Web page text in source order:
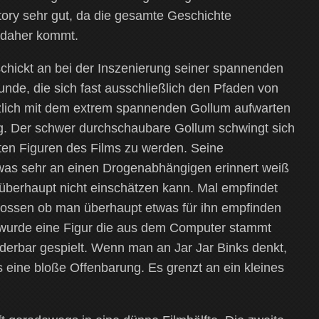
sehr gut, da die gesamte Geschichte
kommt.
an bei der Inszenierung seiner spannenden
die sich fast ausschließlich den Pfaden von
mit dem extrem spannenden Gollum aufwarten
Der schwer durchschaubare Gollum schwingt sich
Figuren des Films zu werden. Seine
sehr an einen Drogenabhängigen erinnert weiß
nicht einschätzen kann. Mal empfindet
ob man überhaupt etwas für ihn empfinden
eine Figur die aus dem Computer stammt
gespielt. Wenn man an Jar Jar Binks denkt,
bloße Offenbarung. Es grenzt an ein kleines